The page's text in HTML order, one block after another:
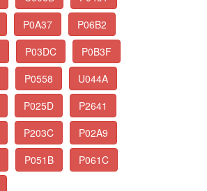
P0A37
P06B2
P03DC
P0B3F
P0558
U044A
P025D
P2641
P203C
P02A9
P051B
P061C